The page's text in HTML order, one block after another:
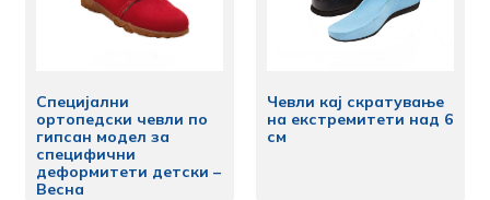
Специјални
ортопедски чевли по
гипсан модел за
специфични
деформитети детски –
Весна
Чевли кај скратување
на екстремитети над 6
см